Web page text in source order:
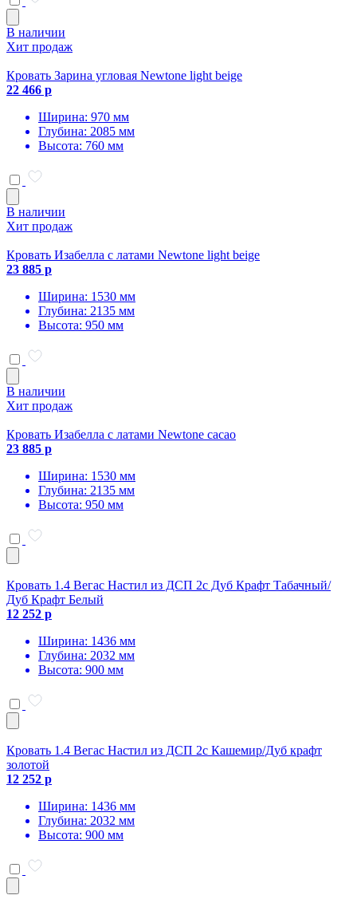
В наличии
Хит продаж
Кровать Зарина угловая Newtone light beige
22 466 р
Ширина: 970 мм
Глубина: 2085 мм
Высота: 760 мм
В наличии
Хит продаж
Кровать Изабелла с латами Newtone light beige
23 885 р
Ширина: 1530 мм
Глубина: 2135 мм
Высота: 950 мм
В наличии
Хит продаж
Кровать Изабелла с латами Newtone cacao
23 885 р
Ширина: 1530 мм
Глубина: 2135 мм
Высота: 950 мм
Кровать 1.4 Вегас Настил из ДСП 2с Дуб Крафт Табачный/
Дуб Крафт Белый
12 252 р
Ширина: 1436 мм
Глубина: 2032 мм
Высота: 900 мм
Кровать 1.4 Вегас Настил из ДСП 2с Кашемир/Дуб крафт
золотой
12 252 р
Ширина: 1436 мм
Глубина: 2032 мм
Высота: 900 мм